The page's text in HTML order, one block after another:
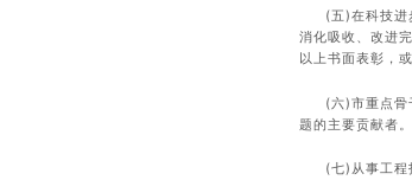
(五)在科技进
消化吸收、改进
以上书面表彰，
(六)市重点骨
题的主要贡献者
(七)从事工程